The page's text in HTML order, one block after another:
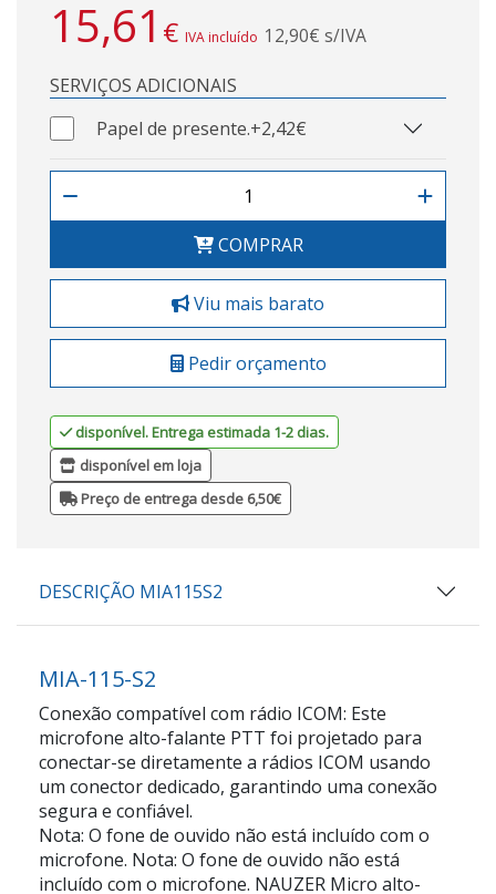
15,61 € IVA incluído 12,90€ s/IVA
SERVIÇOS ADICIONAIS
Papel de presente.+2,42€
COMPRAR
Viu mais barato
Pedir orçamento
disponível. Entrega estimada 1-2 dias.
disponível em loja
Preço de entrega desde 6,50€
DESCRIÇÃO MIA115S2
MIA-115-S2
Conexão compatível com rádio ICOM: Este
microfone alto-falante PTT foi projetado para
conectar-se diretamente a rádios ICOM usando
um conector dedicado, garantindo uma conexão
segura e confiável.
Nota: O fone de ouvido não está incluído com o
microfone. Nota: O fone de ouvido não está
incluído com o microfone. NAUZER Micro alto-